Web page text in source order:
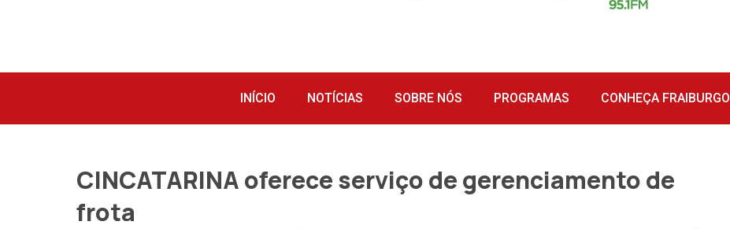
INÍCIO NOTÍCIAS SOBRE NÓS PROGRAMAS CONHEÇA FRAIBURGO
CINCATARINA oferece serviço de gerenciamento de
frota